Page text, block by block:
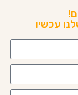
עכשיו